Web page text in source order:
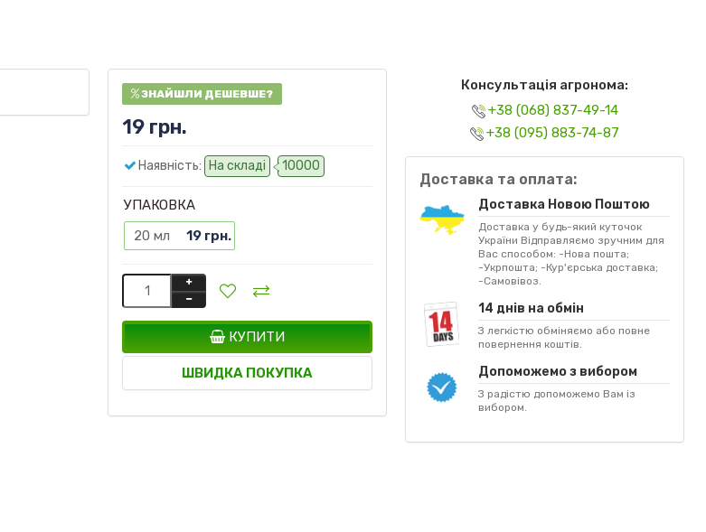
ЗНАЙШЛИ ДЕШЕВШЕ?
19 грн.
Наявність: На складі 10000
УПАКОВКА
20 мл
19 грн.
КУПИТИ
ШВИДКА ПОКУПКА
Консультація агронома:
+38 (068) 837-49-14
+38 (095) 883-74-87
Доставка та оплата:
Доставка Новою Поштою
Доставка у будь-який куточок
України Відправляємо зручним для
Вас способом: -Нова пошта;
-Укрпошта; -Кур'єрська доставка;
-Самовівоз.
14 днів на обмін
З легкістю обміняємо або повне
повернення коштів.
Допоможемо з вибором
З радістю допоможемо Вам із
вибором.